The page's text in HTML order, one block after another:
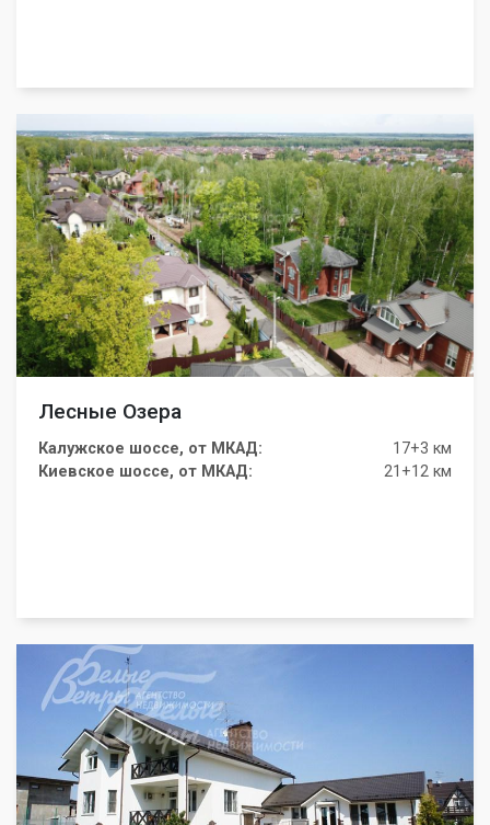
Лесные Озера
Калужское шоссе, от МКАД:
17+3 км
Киевское шоссе, от МКАД:
21+12 км